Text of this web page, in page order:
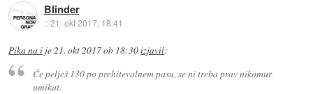
Blinder
::21. okt 2017, 18:41
Pika na i je21. okt 2017 ob 18:30izjavil:
Če pelješ 130 po prehitevalnem pasu, se ni treba prav nikomur
umikat.